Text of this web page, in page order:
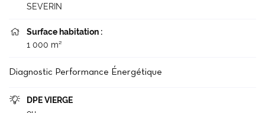
SEVERIN

Surface habitation :
1 000 m²
Diagnostic Performance Énergétique

DPE VIERGE